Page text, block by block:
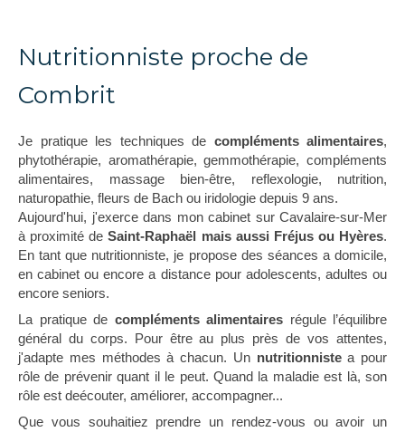
Nutritionniste proche de
Combrit
Je pratique les techniques de compléments alimentaires,
phytothérapie, aromathérapie, gemmothérapie, compléments
alimentaires, massage bien-être, reflexologie, nutrition,
naturopathie, fleurs de Bach ou iridologie depuis 9 ans.
Aujourd'hui, j'exerce dans mon cabinet sur Cavalaire-sur-Mer
à proximité deSaint-Raphaël mais aussi Fréjus ou Hyères.
En tant que nutritionniste, je propose des séances a domicile,
en cabinet ou encore a distance pour adolescents, adultes ou
encore seniors.
La pratique de compléments alimentaires régule l’équilibre
général du corps. Pour être au plus près de vos attentes,
j'adapte mes méthodes à chacun. Un nutritionnistea pour
rôle de prévenir quant il le peut. Quand la maladie est là, son
rôle est deécouter, améliorer, accompagner...
Que vous souhaitiez prendre un rendez-vous ou avoir un